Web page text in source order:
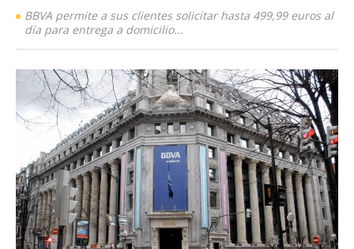
BBVA permite a sus clientes solicitar hasta 499,99 euros al
día para entrega a domicilio...